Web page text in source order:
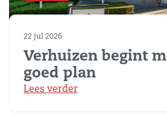
22 jul 2026
Verhuizen begint
goed plan
Lees verder